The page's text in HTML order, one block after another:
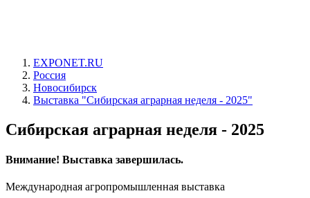
EXPONET.RU
Россия
Новосибирск
Выставка "Сибирская аграрная неделя - 2025"
Сибирская аграрная неделя - 2025
Внимание! Выставка завершилась.
Международная агропромышленная выставка